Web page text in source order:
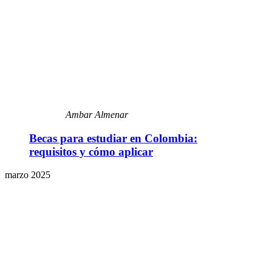
Ambar Almenar
Becas para estudiar en Colombia:
requisitos y cómo aplicar
marzo 2025